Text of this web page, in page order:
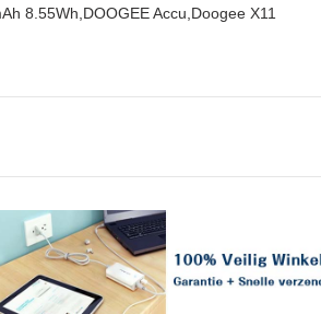
8.55Wh,DOOGEE Accu,Doogee X11